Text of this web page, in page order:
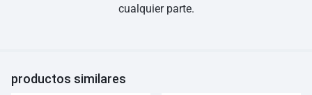
cualquier parte.
productos similares